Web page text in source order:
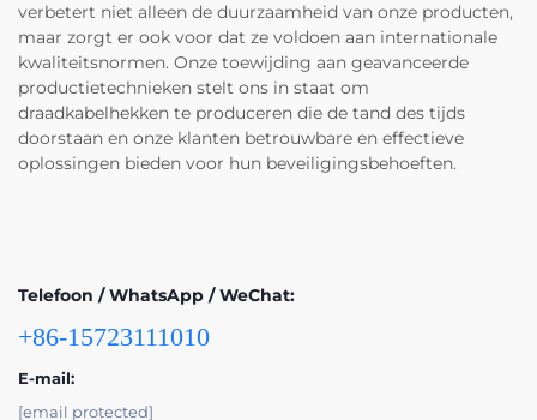
verbetert niet alleen de duurzaamheid van onze producten,
maar zorgt er ook voor dat ze voldoen aan internationale
kwaliteitsnormen. Onze toewijding aan geavanceerde
productietechnieken stelt ons in staat om
draadkabelhekken te produceren die de tand des tijds
doorstaan en onze klanten betrouwbare en effectieve
oplossingen bieden voor hun beveiligingsbehoeften.
Telefoon / WhatsApp / WeChat:
+86-15723111010
E-mail:
[email protected]